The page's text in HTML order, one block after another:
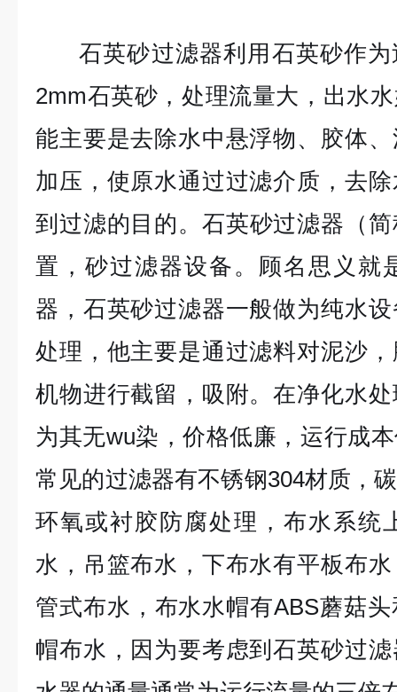
石英砂过滤器利用石英砂作为
2mm石英砂，处理流量大，出水
能主要是去除水中悬浮物、胶体
加压，使原水通过过滤介质，去
到过滤的目的。 石英砂过滤器（
置，砂过滤器设备。顾名思义就
器，石英砂过滤器一般做为纯水
处理，他主要是通过滤料对泥沙
机物进行截留，吸附。在净化水
为其无wu染，价格低廉，运行成
常见的过滤器有不锈钢304材质，
环氧或衬胶防腐处理，布水系统
水，吊篮布水，下布水有平板布
管式布水，布水水帽有ABS蘑菇
帽布水，因为要考虑到石英砂过